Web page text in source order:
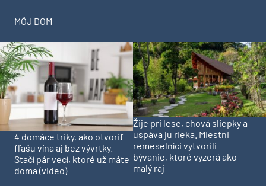
MÔJ DOM
4 domáce triky, ako otvoriť
fľašu vína aj bez vývrtky.
Stačí pár vecí, ktoré už máte
doma (video)
Žije pri lese, chová sliepky a
uspáva ju rieka. Miestni
remeselníci vytvorili
bývanie, ktoré vyzerá ako
malý raj